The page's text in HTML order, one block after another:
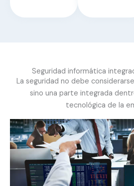
Seguridad informática
La seguridad no debe
sino una parte integrada
tecnológica de la